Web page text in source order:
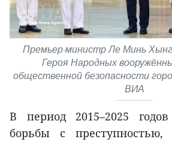
Премьер-министр Ле Минь Хынг
Героя Народных
общественной безопасности
ВИА
В период 2015–2025
борьбы с преступностью,